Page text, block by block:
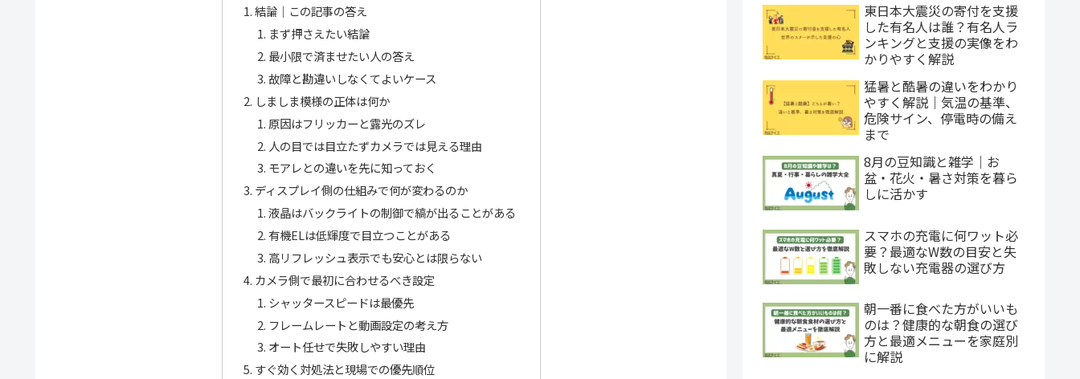
結論｜この記事の答え
まず押さえたい結論
最小限で済ませたい人の答え
故障と勘違いしなくてよいケース
しましま模様の正体は何か
原因はフリッカーと露光のズレ
人の目では目立たずカメラでは見える理由
モアレとの違いを先に知っておく
ディスプレイ側の仕組みで何が変わるのか
液晶はバックライトの制御で縞が出ることがある
有機ELは低輝度で目立つことがある
高リフレッシュ表示でも安心とは限らない
カメラ側で最初に合わせるべき設定
シャッタースピードは最優先
フレームレートと動画設定の考え方
オート任せで失敗しやすい理由
すぐ効く対処法と現場での優先順位
東日本大震災の寄付を支援
した有名人は誰？有名人ラ
ンキングと支援の実像をわ
かりやすく解説
猛暑と酷暑の違いをわかり
やすく解説｜気温の基準、
危険サイン、停電時の備え
まで
8月の豆知識と雑学｜お
盆・花火・暑さ対策を暮ら
しに活かす
スマホの充電に何ワット必
要？最適なW数の目安と失
敗しない充電器の選び方
朝一番に食べた方がいいも
のは？健康的な朝食の選び
方と最適メニューを家庭別
に解説